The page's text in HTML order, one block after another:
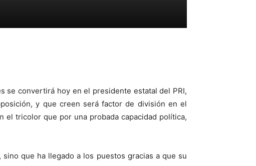
se convertirá hoy en el presidente estatal del PRI,
y que creen será factor de división en el
el tricolor que por una probada capacidad política,
que ha llegado a los puestos gracias a que su